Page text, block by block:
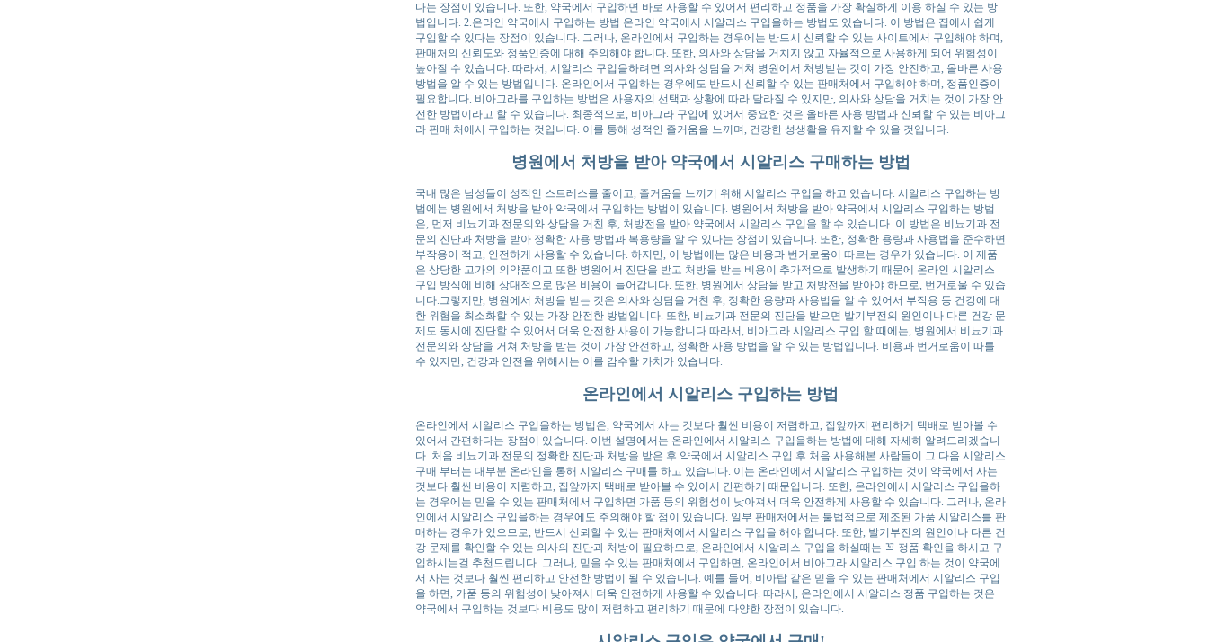
다는 장점이 있습니다. 또한, 약국에서 구입하면 바로 사용할 수 있어서 편리하고 정품을 가장 확실하게 이용 하실 수 있는 방
법입니다. 2.온라인 약국에서 구입하는 방법 온라인 약국에서 시알리스 구입을하는 방법도 있습니다. 이 방법은 집에서 쉽게
구입할 수 있다는 장점이 있습니다. 그러나, 온라인에서 구입하는 경우에는 반드시 신뢰할 수 있는 사이트에서 구입해야 하며,
판매처의 신뢰도와 정품인증에 대해 주의해야 합니다. 또한, 의사와 상담을 거치지 않고 자율적으로 사용하게 되어 위험성이
높아질 수 있습니다. 따라서, 시알리스 구입을하려면 의사와 상담을 거쳐 병원에서 처방받는 것이 가장 안전하고, 올바른 사용
방법을 알 수 있는 방법입니다. 온라인에서 구입하는 경우에도 반드시 신뢰할 수 있는 판매처에서 구입해야 하며, 정품인증이
필요합니다. 비아그라를 구입하는 방법은 사용자의 선택과 상황에 따라 달라질 수 있지만, 의사와 상담을 거치는 것이 가장 안
전한 방법이라고 할 수 있습니다. 최종적으로, 비아그라 구입에 있어서 중요한 것은 올바른 사용 방법과 신뢰할 수 있는 비아그
라 판매 처에서 구입하는 것입니다. 이를 통해 성적인 즐거움을 느끼며, 건강한 성생활을 유지할 수 있을 것입니다.
병원에서 처방을 받아 약국에서 시알리스 구매하는 방법
국내 많은 남성들이 성적인 스트레스를 줄이고, 즐거움을 느끼기 위해 시알리스 구입을 하고 있습니다. 시알리스 구입하는 방
법에는 병원에서 처방을 받아 약국에서 구입하는 방법이 있습니다. 병원에서 처방을 받아 약국에서 시알리스 구입하는 방법
은, 먼저 비뇨기과 전문의와 상담을 거친 후, 처방전을 받아 약국에서 시알리스 구입을 할 수 있습니다. 이 방법은 비뇨기과 전
문의 진단과 처방을 받아 정확한 사용 방법과 복용량을 알 수 있다는 장점이 있습니다. 또한, 정확한 용량과 사용법을 준수하면
부작용이 적고, 안전하게 사용할 수 있습니다. 하지만, 이 방법에는 많은 비용과 번거로움이 따르는 경우가 있습니다. 이 제품
은 상당한 고가의 의약품이고 또한 병원에서 진단을 받고 처방을 받는 비용이 추가적으로 발생하기 때문에 온라인 시알리스
구입 방식에 비해 상대적으로 많은 비용이 들어갑니다. 또한, 병원에서 상담을 받고 처방전을 받아야 하므로, 번거로울 수 있습
니다.그렇지만, 병원에서 처방을 받는 것은 의사와 상담을 거친 후, 정확한 용량과 사용법을 알 수 있어서 부작용 등 건강에 대
한 위험을 최소화할 수 있는 가장 안전한 방법입니다. 또한, 비뇨기과 전문의 진단을 받으면 발기부전의 원인이나 다른 건강 문
제도 동시에 진단할 수 있어서 더욱 안전한 사용이 가능합니다.따라서, 비아그라 시알리스 구입 할 때에는, 병원에서 비뇨기과
전문의와 상담을 거쳐 처방을 받는 것이 가장 안전하고, 정확한 사용 방법을 알 수 있는 방법입니다. 비용과 번거로움이 따를
수 있지만, 건강과 안전을 위해서는 이를 감수할 가치가 있습니다.
온라인에서 시알리스 구입하는 방법
온라인에서 시알리스 구입을하는 방법은, 약국에서 사는 것보다 훨씬 비용이 저렴하고, 집앞까지 편리하게 택배로 받아볼 수
있어서 간편하다는 장점이 있습니다. 이번 설명에서는 온라인에서 시알리스 구입을하는 방법에 대해 자세히 알려드리겠습니
다. 처음 비뇨기과 전문의 정확한 진단과 처방을 받은 후 약국에서 시알리스 구입 후 처음 사용해본 사람들이 그 다음 시알리스
구매 부터는 대부분 온라인을 통해 시알리스 구매를 하고 있습니다. 이는 온라인에서 시알리스 구입하는 것이 약국에서 사는
것보다 훨씬 비용이 저렴하고, 집앞까지 택배로 받아볼 수 있어서 간편하기 때문입니다. 또한, 온라인에서 시알리스 구입을하
는 경우에는 믿을 수 있는 판매처에서 구입하면 가품 등의 위험성이 낮아져서 더욱 안전하게 사용할 수 있습니다. 그러나, 온라
인에서 시알리스 구입을하는 경우에도 주의해야 할 점이 있습니다. 일부 판매처에서는 불법적으로 제조된 가품 시알리스를 판
매하는 경우가 있으므로, 반드시 신뢰할 수 있는 판매처에서 시알리스 구입을 해야 합니다. 또한, 발기부전의 원인이나 다른 건
강 문제를 확인할 수 있는 의사의 진단과 처방이 필요하므로, 온라인에서 시알리스 구입을 하실때는 꼭 정품 확인을 하시고 구
입하시는걸 추천드립니다. 그러나, 믿을 수 있는 판매처에서 구입하면, 온라인에서 비아그라 시알리스 구입 하는 것이 약국에
서 사는 것보다 훨씬 편리하고 안전한 방법이 될 수 있습니다. 예를 들어, 비아탑 같은 믿을 수 있는 판매처에서 시알리스 구입
을 하면, 가품 등의 위험성이 낮아져서 더욱 안전하게 사용할 수 있습니다. 따라서, 온라인에서 시알리스 정품 구입하는 것은
약국에서 구입하는 것보다 비용도 많이 저렴하고 편리하기 때문에 다양한 장점이 있습니다.